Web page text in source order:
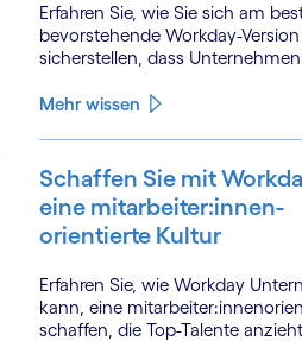
Erfahren Sie, wie Sie sich am
bevorstehende Workday-
sicherstellen, dass
Mehr wissen
Schaffen Sie mit
eine mitarbeiter:innen­
orien­tierte Kultur
Erfahren Sie, wie Workday
kann, eine
schaffen, die Top-Talente